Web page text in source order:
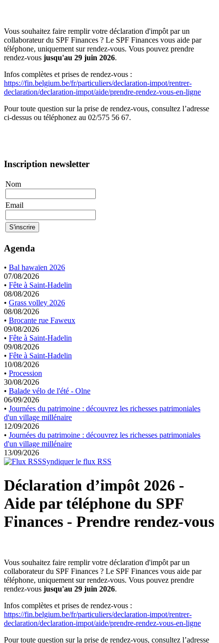
Vous souhaitez faire remplir votre déclaration d'impôt par un
collaborateur du SPF Finances ? Le SPF Finances vous aide par
téléphone, uniquement sur rendez-vous. Vous pouvez prendre
rendez-vous jusqu'au 29 juin 2026.
Infos complètes et prises de rendez-vous :
https://fin.belgium.be/fr/particuliers/declaration-impot/rentrer-
declaration/declaration-impot/aide/prendre-rendez-vous-en-ligne
Pour toute question sur la prise de rendez-vous, consultez l’adresse
ci-dessus ou téléphonez au 02/575 56 67.
Inscription newsletter
Nom
Email
Agenda
• Bal hawaïen 2026
07/08/2026
• Fête à Saint-Hadelin
08/08/2026
• Grass volley 2026
08/08/2026
• Brocante rue Faweux
09/08/2026
• Fête à Saint-Hadelin
09/08/2026
• Fête à Saint-Hadelin
10/08/2026
• Procession
30/08/2026
• Balade vélo de l'été - Olne
06/09/2026
• Journées du patrimoine : découvrez les richesses patrimoniales
d'un village millénaire
12/09/2026
• Journées du patrimoine : découvrez les richesses patrimoniales
d'un village millénaire
13/09/2026
Syndiquer le flux RSS
Déclaration d’impôt 2026 -
Aide par téléphone du SPF
Finances - Prendre rendez-vous
Vous souhaitez faire remplir votre déclaration d'impôt par un
collaborateur du SPF Finances ? Le SPF Finances vous aide par
téléphone, uniquement sur rendez-vous. Vous pouvez prendre
rendez-vous jusqu'au 29 juin 2026.
Infos complètes et prises de rendez-vous :
https://fin.belgium.be/fr/particuliers/declaration-impot/rentrer-
declaration/declaration-impot/aide/prendre-rendez-vous-en-ligne
Pour toute question sur la prise de rendez-vous, consultez l’adresse